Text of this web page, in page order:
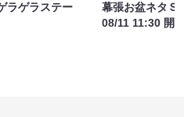
ラゲラステー
幕張お盆ネタＳ
08/11 11:30 開